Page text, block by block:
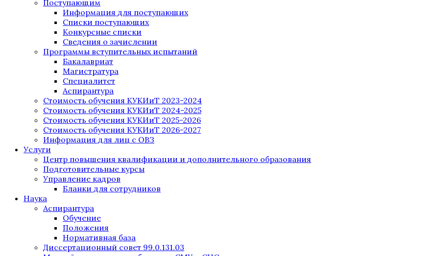
Поступающим
Информация для поступающих
Списки поступающих
Конкурсные списки
Сведения о зачислении
Программы вступительных испытаний
Бакалавриат
Магистратура
Специалитет
Аспирантура
Стоимость обучения КУКИиТ 2023-2024
Стоимость обучения КУКИиТ 2024-2025
Стоимость обучения КУКИиТ 2025-2026
Стоимость обучения КУКИиТ 2026-2027
Информация для лиц с ОВЗ
Услуги
Центр повышения квалификации и дополнительного образования
Подготовительные курсы
Управление кадров
Бланки для сотрудников
Наука
Аспирантура
Обучение
Положения
Нормативная база
Диссертационный совет 99.0.131.03